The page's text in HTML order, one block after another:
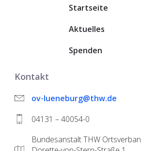
Startseite
Aktuelles
Spenden
Kontakt
ov-lueneburg@thw.de
04131 – 40054-0
Bundesanstalt THW